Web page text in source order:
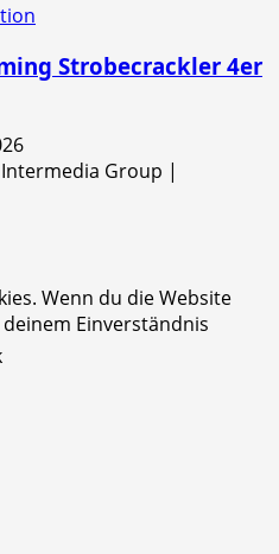
Strobecrackler 4er
Group |
Wenn du die Website
Einverständnis